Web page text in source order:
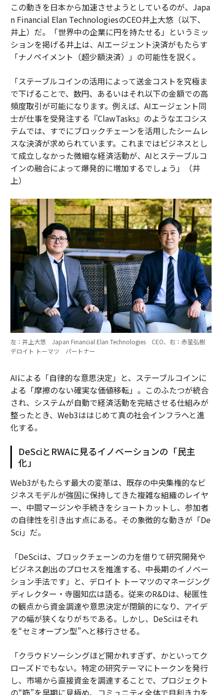
この動きを日本から加速させようとしているのが、Japa
n Financial Elan TechnologiesのCEO井上大悠（以下、
井上）だ。「世界中の企業に円を持たせる」というミッ
ションを掲げる井上は、AIエージェント決済がもたらす
「ナノペイメント（超少額決済）」の可能性を説く。
「ステーブルコインの活用によって送金コストを究極ま
で下げることで、数円、あるいはそれ以下の金額での高
頻度取引が可能になります。例えば、AIエージェント同
士が仕事を受発注する『ClawTasks』のようなエコシス
テムでは、すでにブロックチェーンを活用したシームレ
スな決済が求められています。これまではビジネスとし
て成立しなかった微細な経済活動が、AIとステーブルコ
インの融合によって爆発的に増加するでしょう」（井
上）
左：井上大悠 Japan Financial Elan Technologies CEO、右：赤星弘樹
デロイト トーマツ パートナー
AIによる「自律的な意思決定」と、ステーブルコインに
よる「摩擦のない確実な価値移転」。このふたつが統合
され、システムが自動で経済活動を完結させる仕組みが
整ったとき、Web3ははじめて真の社会インフラへと進
化する。
DeSciとRWAに見るイノベーションの「民主
化」
Web3がもたらす最大の変革は、既存の中央集権的なビ
ジネスモデルが強固に保持してきた複雑な組織のレイヤ
ー、中間マージンや手続きをショートカットし、参加者
の自律性を引き出す点にある。その象徴的な動きが「De
Sci」だ。
「DeSciは、ブロックチェーンの力を借りて研究開発や
ビジネス創出のプロセスを推進する、中長期のイノベー
ション手法です」と、デロイト トーマツのマネージング
ディレクター・寺園知広は語る。従来のR&Dは、秘匿性
の観点から資金調達や意思決定が閉鎖的になり、アイデ
アの幅が狭くなりがちである。しかし、DeSciはそれ
を“セミオープン型”へと移行させる。
「クラウドソーシングほど開かれすぎず、かといってク
ローズドでもない。特定の研究テーマにトークンを発行
し、市場から直接資金を調達することで、プロジェクト
の“筋”を早期に見極め、コミュニティ全体で目利き力を